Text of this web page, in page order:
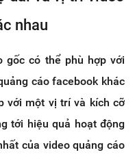
nhau
gốc có thể phù hợp với
cáo facebook khác
với một vị trí và kích cỡ
tới hiệu quả hoạt động
của video quảng cáo